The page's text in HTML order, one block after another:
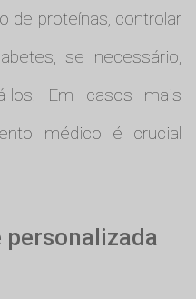
de proteínas, controlar
se necessário,
los. Em casos mais
médico é crucial
personalizada